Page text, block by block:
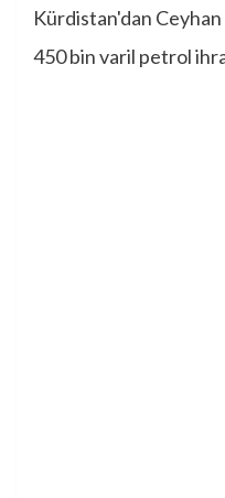
Kürdistan'dan
450 bin varil petrol